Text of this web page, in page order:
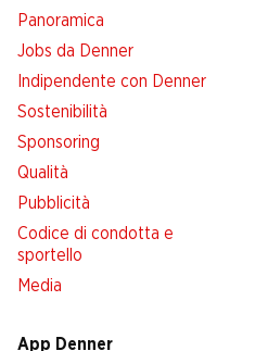
Panoramica
Jobs da Denner
Indipendente con Denner
Sostenibilità
Sponsoring
Qualità
Pubblicità
Codice di condotta e
sportello
Media
App Denner